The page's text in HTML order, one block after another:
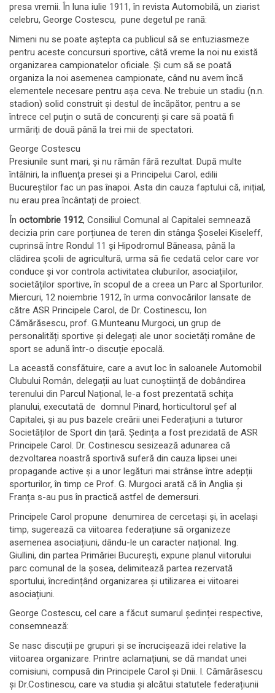
presa vremii. În luna iulie 1911, în revista Automobilă, un ziarist
celebru, George Costescu, pune degetul pe rană:
Nimeni nu se poate aștepta ca publicul să se entuziasmeze
pentru aceste concursuri sportive, câtă vreme la noi nu există
organizarea campionatelor oficiale. Și cum să se poată
organiza la noi asemenea campionate, când nu avem încă
elementele necesare pentru așa ceva. Ne trebuie un stadiu (n.n.
stadion) solid construit și destul de încăpător, pentru a se
întrece cel puțin o sută de concurenți și care să poată fi
urmăriți de două până la trei mii de spectatori.
George Costescu
Presiunile sunt mari, și nu rămân fără rezultat. După multe
întâlniri, la influența presei și a Principelui Carol, edilii
Bucureștilor fac un pas înapoi. Asta din cauza faptului că, inițial,
nu erau prea încântați de proiect.
În octombrie 1912, Consiliul Comunal al Capitalei semnează
decizia prin care porțiunea de teren din stânga Șoselei Kiseleff,
cuprinsă între Rondul 11 și Hipodromul Băneasa, până la
clădirea școlii de agricultură, urma să fie cedată celor care vor
conduce și vor controla activitatea cluburilor, asociațiilor,
societăților sportive, în scopul de a creea un Parc al Sporturilor.
Miercuri, 12 noiembrie 1912, în urma convocărilor lansate de
către ASR Principele Carol, de Dr. Costinescu, Ion
Cămărăsescu, prof. G.Munteanu Murgoci, un grup de
personalități sportive și delegați ale unor societăți române de
sport se adună într-o discuție epocală.
La această consfătuire, care a avut loc în saloanele Automobil
Clubului Român, delegații au luat cunoștiință de dobândirea
terenului din Parcul Național, le-a fost prezentată schița
planului, executată de domnul Pinard, horticultorul șef al
Capitalei, și au pus bazele creării unei Federațiuni a tuturor
Societăților de Sport din țară. Ședința a fost prezidată de ASR
Principele Carol. Dr. Costinescu sesizează adunarea că
dezvoltarea noastră sportivă suferă din cauza lipsei unei
propagande active și a unor legături mai strânse între adepții
sporturilor, în timp ce Prof. G. Murgoci arată că în Anglia și
Franța s-au pus în practică astfel de demersuri.
Principele Carol propune denumirea de cercetași și, în același
timp, sugerează ca viitoarea federațiune să organizeze
asemenea asociațiuni, dându-le un caracter național. Ing.
Giullini, din partea Primăriei București, expune planul viitorului
parc comunal de la șosea, delimitează partea rezervată
sportului, încredințând organizarea și utilizarea ei viitoarei
asociațiuni.
George Costescu, cel care a făcut sumarul ședinței respective,
consemnează:
Se nasc discuții pe grupuri și se încrucișează idei relative la
viitoarea organizare. Printre aclamațiuni, se dă mandat unei
comisiuni, compusă din Principele Carol și Dnii. I. Cămărăsescu
și Dr.Costinescu, care va studia și alcătui statutele federațiunii